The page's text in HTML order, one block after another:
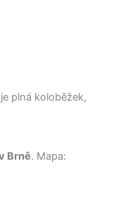
plná koloběžek,
Brně. Mapa: